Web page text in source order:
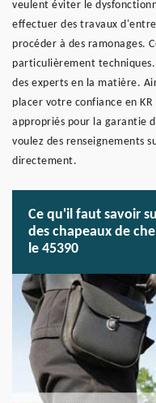
veulent éviter le
effectuer des travaux
procéder à des ramonages.
particulièrement
des experts en la matière.
placer votre confiance en
appropriés pour la garantie
voulez des renseignements
directement.
Ce qu'il faut savoir
des chapeaux de
le 45390